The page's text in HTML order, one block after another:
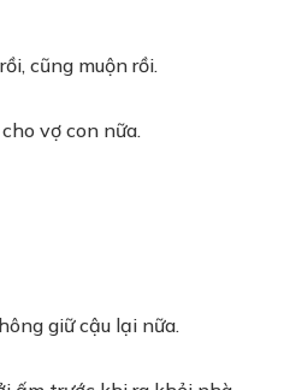
cũng muộn rồi.
vợ con nữa.
giữ cậu lại nữa.